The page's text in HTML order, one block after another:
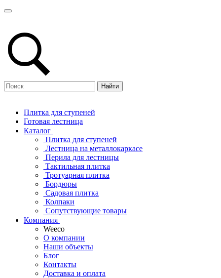
Найти
Плитка для ступеней
Готовая лестница
Каталог
Плитка для ступеней
Лестница на металлокаркасе
Перила для лестницы
Тактильная плитка
Тротуарная плитка
Бордюры
Садовая плитка
Колпаки
Сопутствующие товары
Компания
Weeco
О компании
Наши объекты
Блог
Контакты
Доставка и оплата